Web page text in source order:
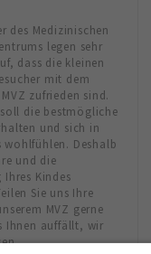
des Medizinischen
legen sehr
dass die kleinen
mit dem
zufrieden sind.
die bestmögliche
und sich in
wohlfühlen. Deshalb
und die
Kindes
Sie uns Ihre
MVZ gerne
Ihnen auffällt, wir